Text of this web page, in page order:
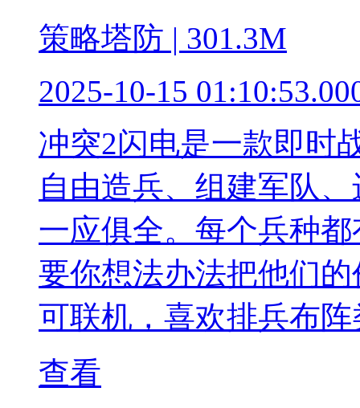
策略塔防 | 301.3M
2025-10-15
冲突2闪电是一款即时
自由造兵、组建军队
一应俱全。每个兵种
要你想法办法把他们
可联机，喜欢排兵布
查看